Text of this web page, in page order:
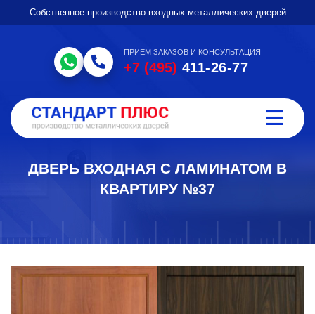
Собственное производство входных металлических дверей
ПРИЁМ ЗАКАЗОВ И КОНСУЛЬТАЦИЯ
+7 (495) 411-26-77
ДВЕРЬ ВХОДНАЯ С ЛАМИНАТОМ В
КВАРТИРУ №37